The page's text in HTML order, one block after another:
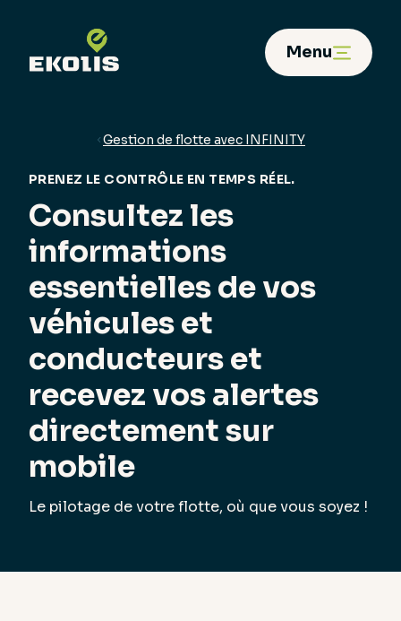
Menu
Gestion de flotte avec INFINITY
PRENEZ LE CONTRÔLE EN TEMPS RÉEL.
Consultez les
informations
essentielles de vos
véhicules et
conducteurs et
recevez vos alertes
directement sur
mobile
Le pilotage de votre flotte, où que vous soyez !